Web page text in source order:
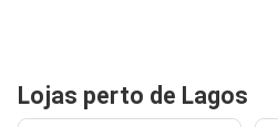
Lojas perto de Lagos